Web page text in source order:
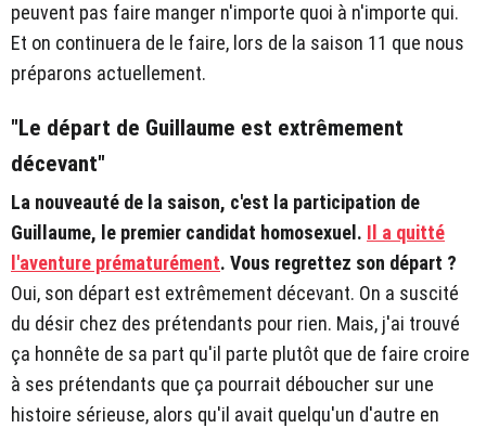
peuvent pas faire manger n'importe quoi à n'importe qui.
Et on continuera de le faire, lors de la saison 11 que nous
préparons actuellement.
"Le départ de Guillaume est extrêmement
décevant"
La nouveauté de la saison, c'est la participation de
Guillaume, le premier candidat homosexuel. Il a quitté
l'aventure prématurément. Vous regrettez son départ ?
Oui, son départ est extrêmement décevant. On a suscité
du désir chez des prétendants pour rien. Mais, j'ai trouvé
ça honnête de sa part qu'il parte plutôt que de faire croire
à ses prétendants que ça pourrait déboucher sur une
histoire sérieuse, alors qu'il avait quelqu'un d'autre en